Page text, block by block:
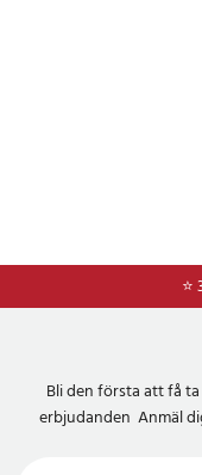
Bli den första att få
erbjudanden Anmäl